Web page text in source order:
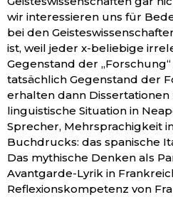
wir interessieren uns für
bei den
ist, weil jeder x-beliebige
Gegenstand der
tatsächlich Gegenstand der
erhalten dann
linguistische Situation in
Sprecher, Mehrsprachigkeit
Buchdrucks: das spanische
Das mythische Denken als
Avantgarde-Lyrik in
Reflexionskompetenz von